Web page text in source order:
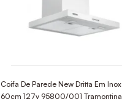
Coifa De Parede New Dritta Em Inox
60cm 127v 95800/001 Tramontina